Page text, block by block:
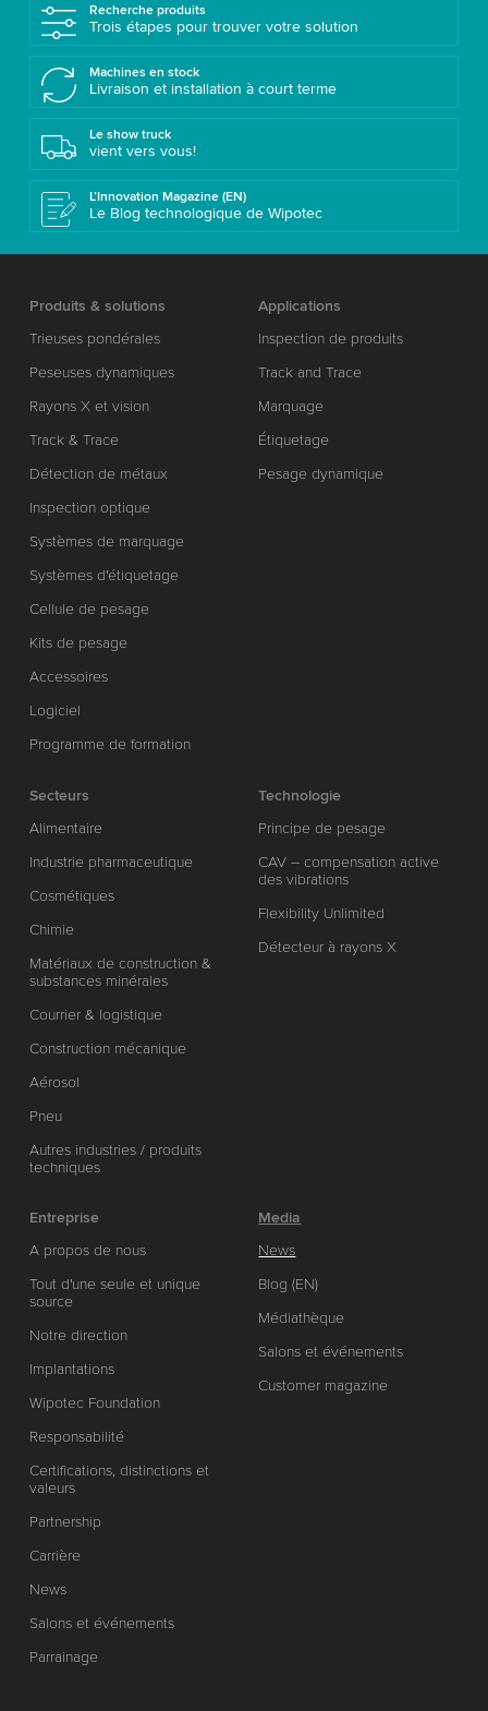
Recherche produits
Trois étapes pour trouver votre solution
Machines en stock
Livraison et installation à court terme
Le show truck
vient vers vous!
L’Innovation Magazine (EN)
Le Blog technologique de Wipotec
Produits & solutions
Trieuses pondérales
Peseuses dynamiques
Rayons X et vision
Track & Trace
Détection de métaux
Inspection optique
Systèmes de marquage
Systèmes d'étiquetage
Cellule de pesage
Kits de pesage
Accessoires
Logiciel
Programme de formation
Applications
Inspection de produits
Track and Trace
Marquage
Étiquetage
Pesage dynamique
Secteurs
Alimentaire
Industrie pharmaceutique
Cosmétiques
Chimie
Matériaux de construction &
substances minérales
Courrier & logistique
Construction mécanique
Aérosol
Pneu
Autres industries / produits
techniques
Technologie
Principe de pesage
CAV – compensation active
des vibrations
Flexibility Unlimited
Détecteur à rayons X
Entreprise
A propos de nous
Tout d'une seule et unique
source
Notre direction
Implantations
Wipotec Foundation
Responsabilité
Certifications, distinctions et
valeurs
Partnership
Carrière
News
Salons et événements
Parrainage
Media
News
Blog (EN)
Médiathèque
Salons et événements
Customer magazine